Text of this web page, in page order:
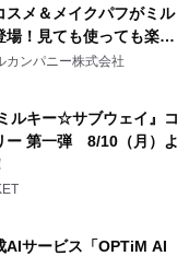
スメ＆メイクパフがミル
場！見ても使っても楽し
ュートなコレクショ
カンパニー株式会社
ルキー☆サブウェイ』コ
ー 第一弾 8/10（月）よ
AIサービス「OPTiM AI